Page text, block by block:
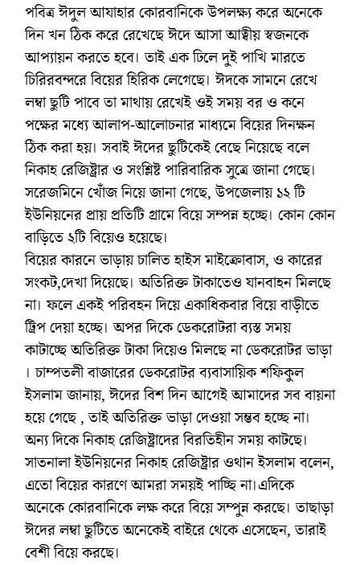
পবিত্র ঈদুল আযাহার কোরবানিকে উপলক্ষ্য করে অনেকে
দিন খন ঠিক করে রেখেছে ঈদে আসা আত্বীয় স্বজনকে
আপ্যায়ন করতে হবে। তাই এক ঢিলে দুই পাখি মারতে
চিরিরবন্দরে বিয়ের হিরিক লেগেছে। ঈদকে সামনে রেখে
লম্বা ছুটি পাবে তা মাথায় রেখেই ওই সময় বর ও কনে
পক্ষের মধ্যে আলাপ-আলোচনার মাধ্যমে বিয়ের দিনক্ষন
ঠিক করা হয়। সবাই ঈদের ছুটিকেই বেছে নিয়েছে বলে
নিকাহ রেজিষ্ট্রার ও সংশ্লিষ্ট পারিবারিক সুত্রে জানা গেছে।
সরেজমিনে খোঁজ নিয়ে জানা গেছে, উপজেলায় ১২ টি
ইউনিয়নের প্রায় প্রতিটি গ্রামে বিয়ে সম্পন্ন হচ্ছে। কোন কোন
বাড়িতে ২টি বিয়েও হয়েছে।
বিয়ের কারনে ভাড়ায় চালিত হাইস মাইক্রোবাস, ও কারের
সংকট,দেখা দিয়েছে। অতিরিক্ত টাকাতেও যানবাহন মিলছে
না। ফলে একই পরিবহন দিয়ে একাধিকবার বিয়ে বাড়ীতে
ট্রিপ দেয়া হচ্ছে। অপর দিকে ডেকরোটরা ব্যস্ত সময়
কাটাচ্ছে অতিরিক্ত টাকা দিয়েও মিলছে না ডেকরোটর ভাড়া
। চাম্পতলী বাজারের ডেকরোটর ব্যবাসায়িক শফিকুল
ইসলাম জানায়, ঈদের বিশ দিন আগেই আমাদের সব বায়না
হয়ে গেছে , তাই অতিরিক্ত ভাড়া দেওয়া সম্ভব হচ্ছে না।
অন্য দিকে নিকাহ রেজিষ্ট্রাদের বিরতিহীন সময় কাটছে।
সাতনালা ইউনিয়নের নিকাহ রেজিষ্ট্রার ওথান ইসলাম বলেন,
এতো বিয়ের কারণে আমরা সময়ই পাচ্ছি না।এদিকে
অনেকে কোরবানিকে লক্ষ করে বিয়ে সম্পুন্ন করছে। তাছাড়া
ঈদের লম্বা ছুটিতে অনেকেই বাইরে থেকে এসেছেন, তারাই
বেশী বিয়ে করছে।